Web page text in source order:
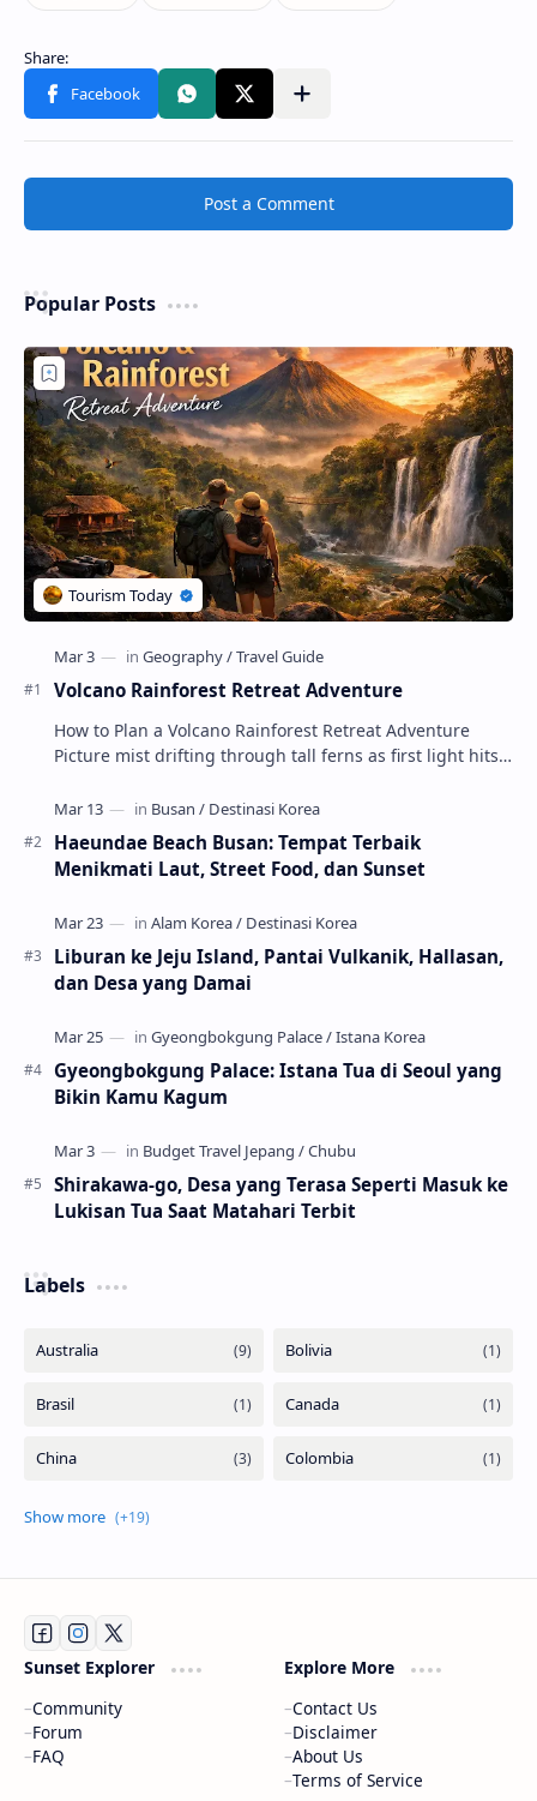
Post a Comment
Popular Posts
Volcano Rainforest Retreat Adventure
How to Plan a Volcano Rainforest Retreat Adventure
Picture mist drifting through tall ferns as first light hits
Haeundae Beach Busan: Tempat Terbaik
Menikmati Laut, Street Food, dan Sunset
Liburan ke Jeju Island, Pantai Vulkanik, Hallasan,
dan Desa yang Damai
Gyeongbokgung Palace: Istana Tua di Seoul yang
Bikin Kamu Kagum
Shirakawa-go, Desa yang Terasa Seperti Masuk ke
Lukisan Tua Saat Matahari Terbit
Labels
Sunset Explorer
Community
Forum
FAQ
Explore More
Contact Us
Disclaimer
About Us
Terms of Service